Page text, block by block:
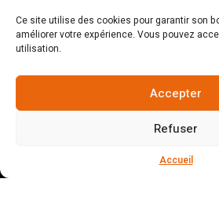
Ce site utilise des cookies pour garantir son
améliorer votre expérience. Vous pouvez
utilisation.
Accepter
Refuser
Accueil
CGV
© Copyright 2025. All Rights Reserved.
Votre magasin, votre